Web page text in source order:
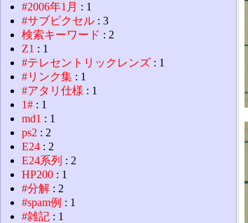
#2006年1月 : 1
#サブピクセル : 3
検索キーワード : 2
Z1 : 1
#テレセントリックレンズ : 1
#リンク集 : 1
#アタリ仕様 : 1
1# : 1
md1 : 1
ps2 : 2
E24 : 2
E24系列 : 2
HP200 : 1
#分解 : 2
#spam例 : 1
#雑記 : 1